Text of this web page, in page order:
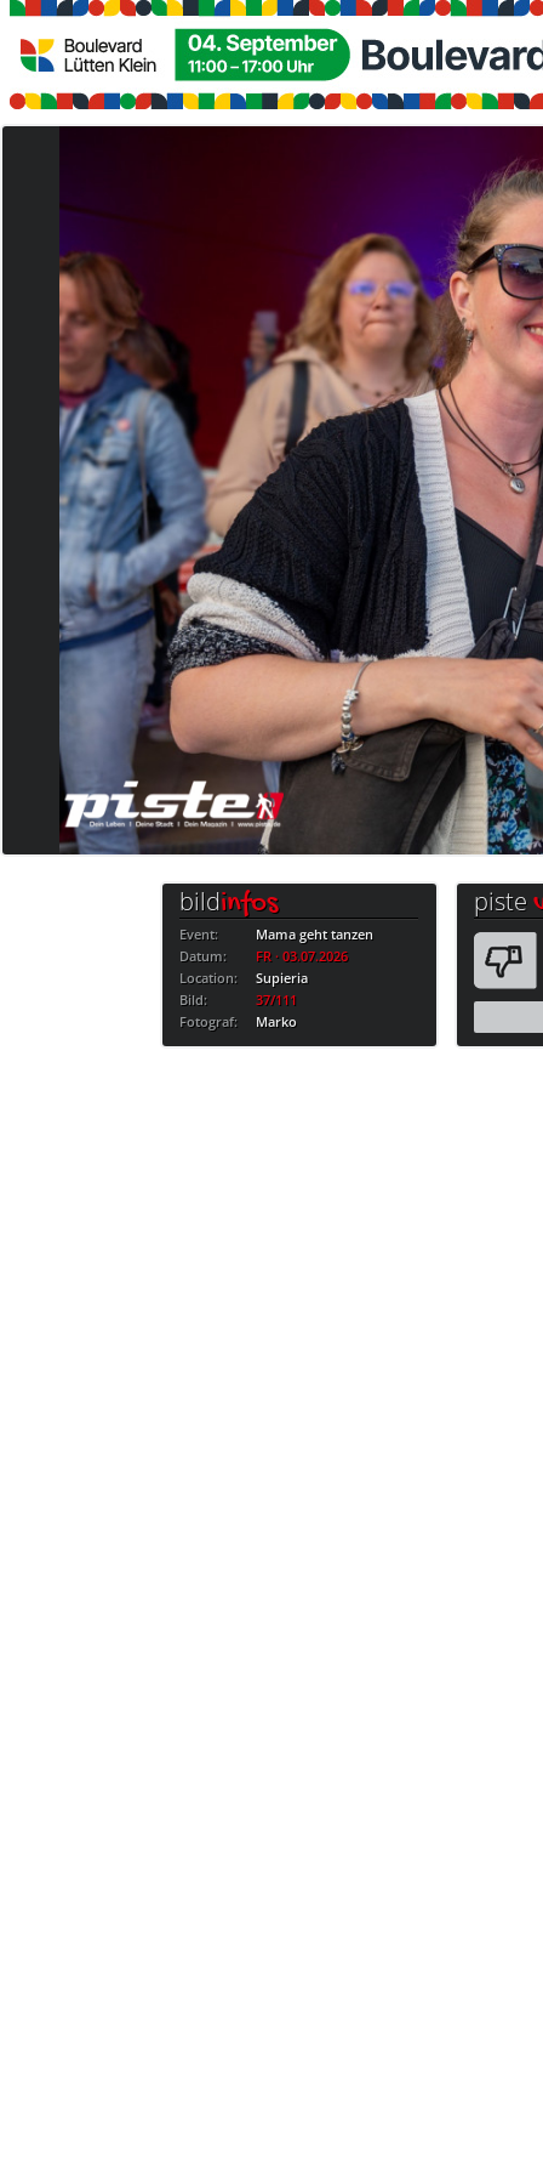
bildinfos
Event:
Mama geht tanzen
Datum:
FR · 03.07.2026
Location:
Supieria
Bild:
37/111
Fotograf:
Marko
piste